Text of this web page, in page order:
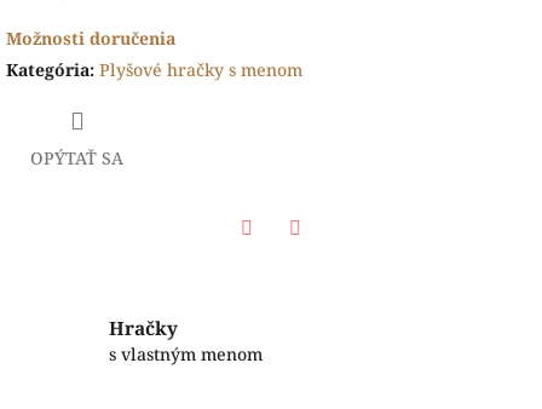
Možnosti doručenia
Kategória: Plyšové hračky s menom
OPÝTAŤ SA
Hračky
s vlastným menom